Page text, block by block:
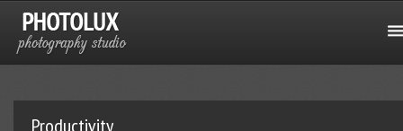
Productivity